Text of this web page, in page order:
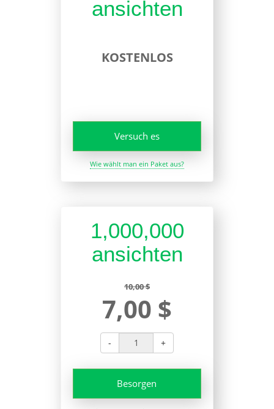
ansichten
KOSTENLOS
Versuch es
Wie wählt man ein Paket aus?
1,000,000
ansichten
10,00 $
7,00 $
- +
Besorgen